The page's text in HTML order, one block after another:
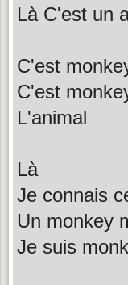
Là C'est un
C'est
C'est
L'animal
Là
Je connais
Un monkey
Je suis